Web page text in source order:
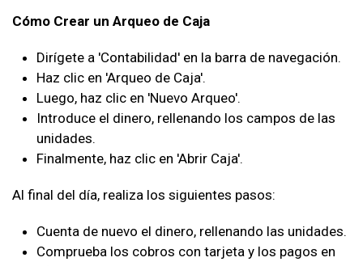
Cómo Crear un Arqueo de Caja
Dirígete a 'Contabilidad' en la barra de navegación.
Haz clic en 'Arqueo de Caja'.
Luego, haz clic en 'Nuevo Arqueo'.
Introduce el dinero, rellenando los campos de las
unidades.
Finalmente, haz clic en 'Abrir Caja'.
Al final del día, realiza los siguientes pasos:
Cuenta de nuevo el dinero, rellenando las unidades.
Comprueba los cobros con tarjeta y los pagos en